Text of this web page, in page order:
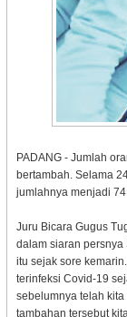
PADANG - Jumlah
bertambah. Selama
jumlahnya menjadi
Juru Bicara Gugus
dalam siaran
itu sejak sore
terinfeksi Covid-19
sebelumnya telah
tambahan tersebut